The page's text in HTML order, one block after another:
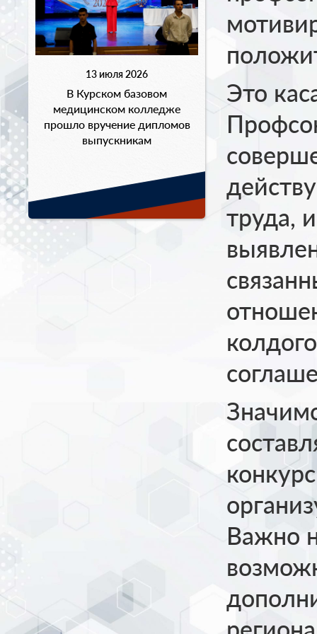
13 июля 2026
В Курском базовом
медицинском колледже
прошло вручение дипломов
выпускникам
Это
труда,
Важно